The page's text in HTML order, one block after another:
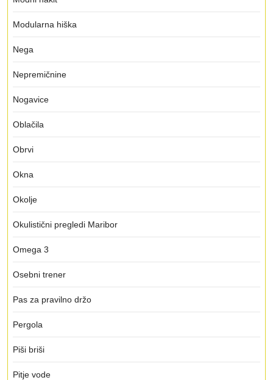
Modularna hiška
Nega
Nepremičnine
Nogavice
Oblačila
Obrvi
Okna
Okolje
Okulistični pregledi Maribor
Omega 3
Osebni trener
Pas za pravilno držo
Pergola
Piši briši
Pitje vode